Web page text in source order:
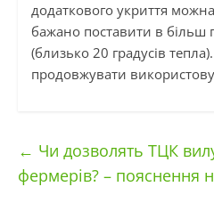
додаткового укриття
бажано поставити в більш
(близько 20 градусів
продовжувати
← Чи дозволять ТЦК
фермерів? – пояснення